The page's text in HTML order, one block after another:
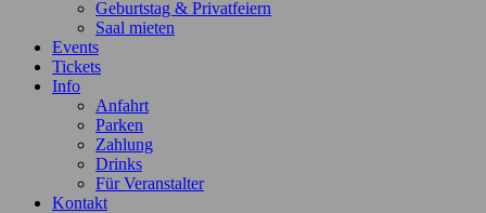
Geburtstag & Privatfeiern
Saal mieten
Events
Tickets
Info
Anfahrt
Parken
Zahlung
Drinks
Für Veranstalter
Kontakt